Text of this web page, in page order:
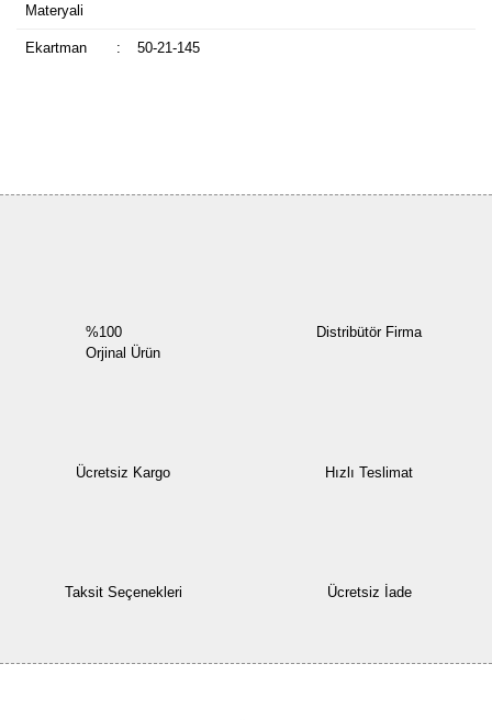
Materyali
Ekartman : 50-21-145
%100
Orjinal Ürün
Distribütör Firma
Ücretsiz Kargo Hızlı Teslimat
Taksit Seçenekleri Ücretsiz İade